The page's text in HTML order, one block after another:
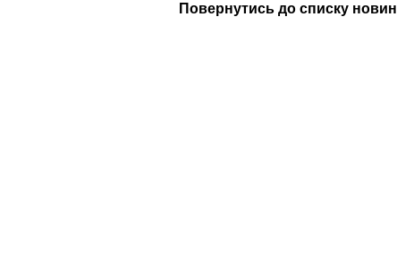
Повернутись до списку новин